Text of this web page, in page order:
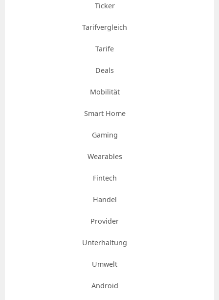
Ticker
Tarifvergleich
Tarife
Deals
Mobilität
Smart Home
Gaming
Wearables
Fintech
Handel
Provider
Unterhaltung
Umwelt
Android